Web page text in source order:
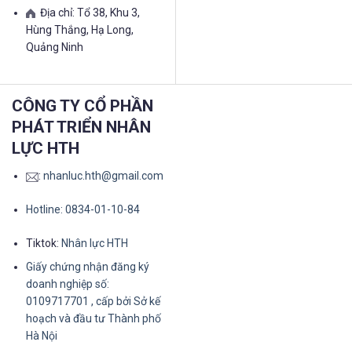
Địa chỉ: Tổ 38, Khu 3,
Hùng Thắng, Hạ Long,
Quảng Ninh
CÔNG TY CỔ PHẦN
PHÁT TRIỂN NHÂN
LỰC HTH
:nhanluc.hth@gmail.com
Hotline: 0834-01-10-84
Tiktok: Nhân lực HTH
Giấy chứng nhận đăng ký
doanh nghiệp số:
0109717701 , cấp bởi Sở kế
hoạch và đầu tư Thành phố
Hà Nội